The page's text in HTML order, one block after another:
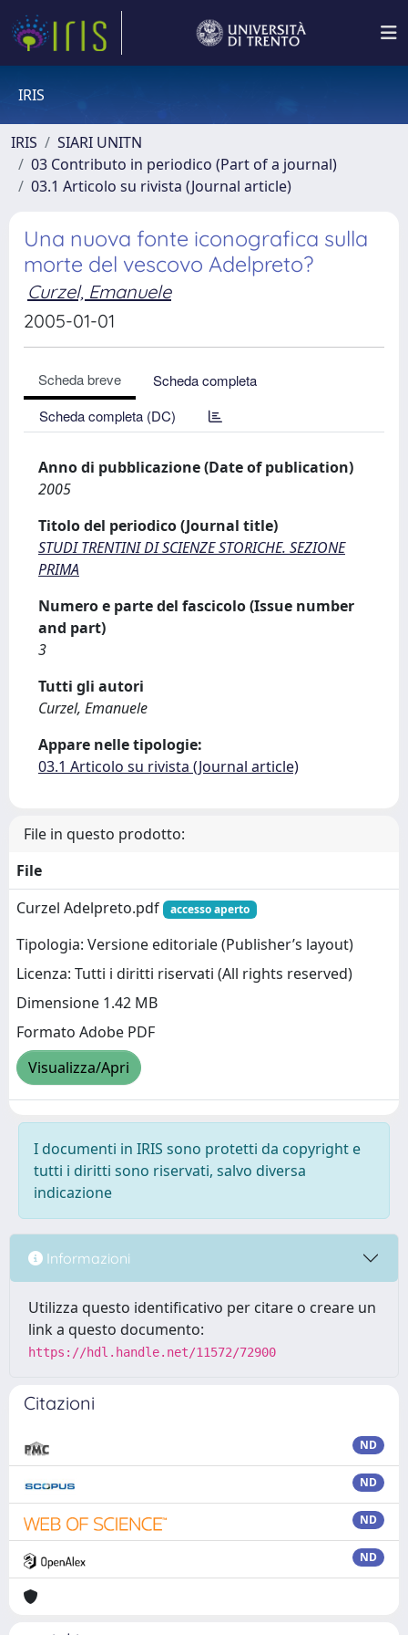
IRIS
IRIS
SIARI UNITN
03 Contributo in periodico (Part of a journal)
03.1 Articolo su rivista (Journal article)
Una nuova fonte iconografica sulla
morte del vescovo Adelpreto?
Curzel, Emanuele
2005-01-01
Scheda breve
Scheda completa
Scheda completa (DC)
Anno di pubblicazione (Date of publication)
2005
Titolo del periodico (Journal title)
STUDI TRENTINI DI SCIENZE STORICHE. SEZIONE
PRIMA
Numero e parte del fascicolo (Issue number
and part)
3
Tutti gli autori
Curzel, Emanuele
Appare nelle tipologie:
03.1 Articolo su rivista (Journal article)
File in questo prodotto:
File
Curzel Adelpreto.pdf
accesso aperto
Tipologia: Versione editoriale (Publisher’s layout)
Licenza: Tutti i diritti riservati (All rights reserved)
Dimensione 1.42 MB
Formato Adobe PDF
Visualizza/Apri
I documenti in IRIS sono protetti da copyright e
tutti i diritti sono riservati, salvo diversa
indicazione
Informazioni
Utilizza questo identificativo per citare o creare un
link a questo documento:
https://hdl.handle.net/11572/72900
Citazioni
ND
ND
ND
ND